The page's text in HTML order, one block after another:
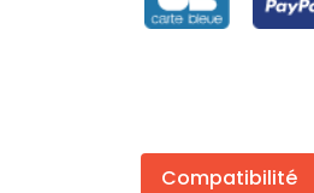
Compatibilité